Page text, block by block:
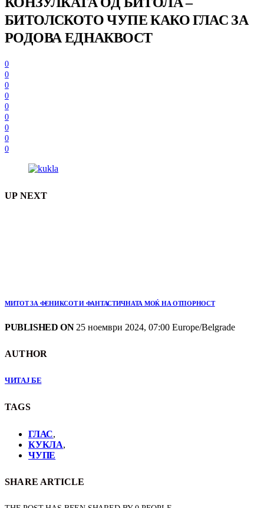
БИТОЛСКОТО ЧУПЕ КАКО ГЛАС ЗА
РОДОВА ЕДНАКВОСТ
0
0
0
0
0
0
0
0
0
UP NEXT
МИТОТ ЗА ФЕНИКСОТ И ФАНТАСТИЧНАТА МОЌ НА ОТПОРНОСТ
PUBLISHED ON25 ноември 2024, 07:00 Europe/Belgrade
AUTHOR
ЧИТАЈ БЕ
TAGS
ГЛАС,
КУКЛА,
ЧУПЕ
SHARE ARTICLE